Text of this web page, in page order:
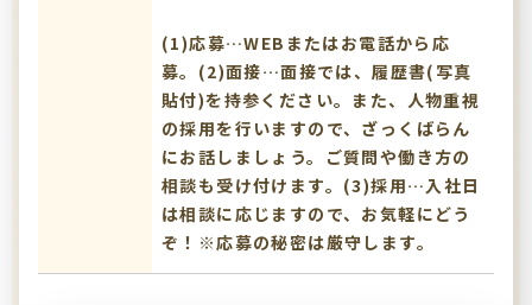
(1)応募…WEBまたはお電話から応
募。(2)面接…面接では、履歴書(写真
貼付)を持参ください。また、人物重視
の採用を行いますので、ざっくばらん
にお話しましょう。ご質問や働き方の
相談も受け付けます。(3)採用…入社日
は相談に応じますので、お気軽にどう
ぞ！※応募の秘密は厳守します。